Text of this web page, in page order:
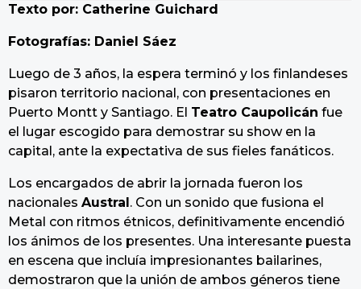
Texto por: Catherine Guichard
Fotografías: Daniel Sáez
Luego de 3 años, la espera terminó y los finlandeses
pisaron territorio nacional, con presentaciones en
Puerto Montt y Santiago. El Teatro Caupolicán fue
el lugar escogido para demostrar su show en la
capital, ante la expectativa de sus fieles fanáticos.
Los encargados de abrir la jornada fueron los
nacionales Austral . Con un sonido que fusiona el
Metal con ritmos étnicos, definitivamente encendió
los ánimos de los presentes. Una interesante puesta
en escena que incluía impresionantes bailarines,
demostraron que la unión de ambos géneros tiene